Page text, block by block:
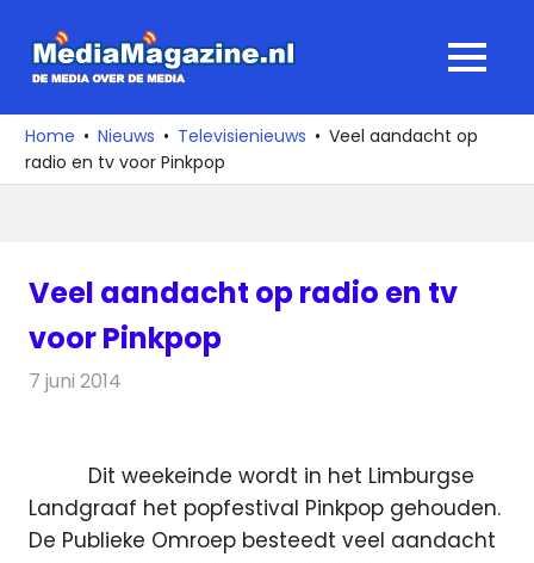
naar
media
over
de
MENU
Home Nieuws Televisienieuws
Veel aandacht op
radio en tv voor Pinkpop
Veel aandacht op radio en tv
voor Pinkpop
7 juni 2014
Dit weekeinde wordt in het Limburgse
Landgraaf het popfestival Pinkpop gehouden.
De Publieke Omroep besteedt veel aandacht